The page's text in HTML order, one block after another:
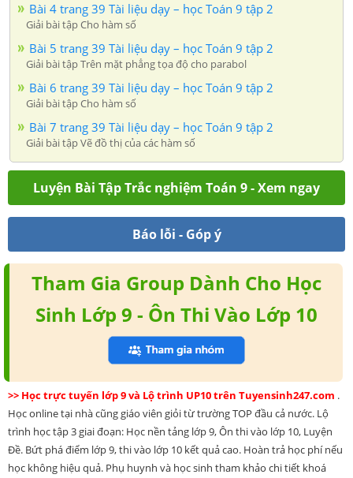
Bài 4 trang 39 Tài liệu dạy – học Toán 9 tập 2
Giải bài tập Cho hàm số
Bài 5 trang 39 Tài liệu dạy – học Toán 9 tập 2
Giải bài tập Trên mặt phẳng tọa độ cho parabol
Bài 6 trang 39 Tài liệu dạy – học Toán 9 tập 2
Giải bài tập Cho hàm số
Bài 7 trang 39 Tài liệu dạy – học Toán 9 tập 2
Giải bài tập Vẽ đồ thị của các hàm số
Luyện Bài Tập Trắc nghiệm Toán 9 - Xem ngay
Báo lỗi - Góp ý
Tham Gia Group Dành Cho Học
Sinh Lớp 9 - Ôn Thi Vào Lớp 10
>> Học trực tuyến lớp 9 và Lộ trình UP10 trên Tuyensinh247.com .
Học online tại nhà cũng giáo viên giỏi từ trường TOP đầu cả nước. Lộ
trình học tập 3 giai đoạn: Học nền tảng lớp 9, Ôn thi vào lớp 10, Luyện
Đề. Bứt phá điểm lớp 9, thi vào lớp 10 kết quả cao. Hoàn trả học phí nếu
học không hiệu quả. Phụ huynh và học sinh tham khảo chi tiết khoá